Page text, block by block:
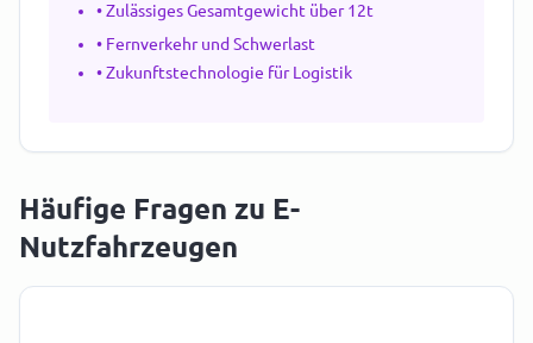
• Zulässiges Gesamtgewicht über 12t
• Fernverkehr und Schwerlast
• Zukunftstechnologie für Logistik
Häufige Fragen zu E-
Nutzfahrzeugen